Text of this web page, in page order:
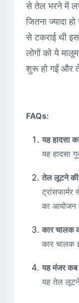
से तेल भरने में
जितना ज्यादा
से टकराई थी
लोगों को ये
शुरू हो गईं और
FAQs:
यह हादसा
यह हादसा
तेल लूटने की
का आयोजन
कार चालक
कार चालक
यह मंजर
यह तेल